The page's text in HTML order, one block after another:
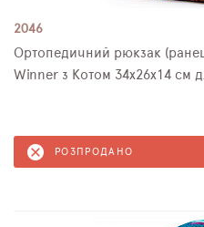
2046
Ортопедичний рюкзак
Winner з Котом
РОЗПРОДАНО